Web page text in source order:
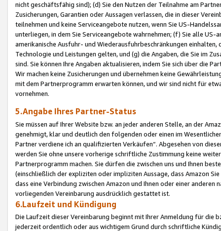
nicht geschäftsfähig sind); (d) Sie den Nutzen der Teilnahme am
Zusicherungen, Garantien oder Aussagen verlassen, die in dieser
teilnehmen und keine Serviceangebote nutzen, wenn Sie US-
unterliegen, in dem Sie Serviceangebote wahrnehmen; (f) Sie alle
amerikanische Ausfuhr- und Wiederausfuhrbeschränkungen
Technologie und Leistungen gelten, und (g) die Angaben, die Sie im
sind. Sie können Ihre Angaben aktualisieren, indem Sie sich über die
Wir machen keine Zusicherungen und übernehmen keine
mit dem Partnerprogramm erwarten können, und wir sind nicht für
vornehmen.
5.Angabe Ihres Partner-Status
Sie müssen auf Ihrer Website bzw. an jeder anderen Stelle, an der
genehmigt, klar und deutlich den folgenden oder einen im
Partner verdiene ich an qualifizierten Verkäufen“. Abgesehen von
werden Sie ohne unsere vorherige schriftliche Zustimmung keine
Partnerprogramm machen. Sie dürfen die zwischen uns und Ihnen
(einschließlich der expliziten oder impliziten Aussage, dass Amazon
dass eine Verbindung zwischen Amazon und Ihnen oder einer
vorliegenden Vereinbarung ausdrücklich gestattet ist.
6.Laufzeit und Kündigung
Die Laufzeit dieser Vereinbarung beginnt mit Ihrer Anmeldung für die
jederzeit ordentlich oder aus wichtigem Grund durch schriftliche